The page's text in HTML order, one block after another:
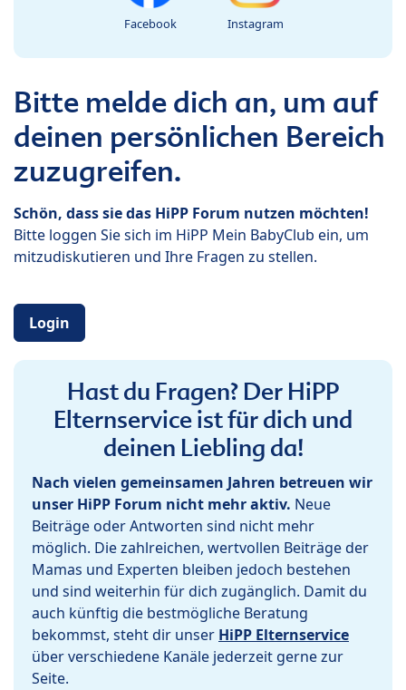
Facebook Instagram
Bitte melde dich an, um auf
deinen persönlichen Bereich
zuzugreifen.
Schön, dass sie das HiPP Forum nutzen möchten!
Bitte loggen Sie sich im HiPP Mein BabyClub ein, um
mitzudiskutieren und Ihre Fragen zu stellen.
Login
Hast du Fragen? Der HiPP
Elternservice ist für dich und
deinen Liebling da!
Nach vielen gemeinsamen Jahren betreuen wir
unser HiPP Forum nicht mehr aktiv. Neue
Beiträge oder Antworten sind nicht mehr
möglich. Die zahlreichen, wertvollen Beiträge der
Mamas und Experten bleiben jedoch bestehen
und sind weiterhin für dich zugänglich. Damit du
auch künftig die bestmögliche Beratung
bekommst, steht dir unser HiPP Elternservice
über verschiedene Kanäle jederzeit gerne zur
Seite.